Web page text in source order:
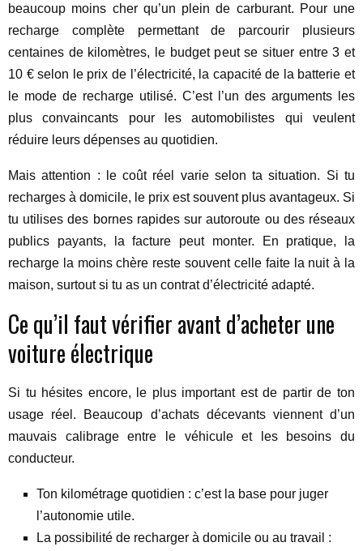
beaucoup moins cher qu’un plein de carburant. Pour une
recharge complète permettant de parcourir plusieurs
centaines de kilomètres, le budget peut se situer entre 3 et
10 € selon le prix de l’électricité, la capacité de la batterie et
le mode de recharge utilisé. C’est l’un des arguments les
plus convaincants pour les automobilistes qui veulent
réduire leurs dépenses au quotidien.
Mais attention : le coût réel varie selon ta situation. Si tu
recharges à domicile, le prix est souvent plus avantageux. Si
tu utilises des bornes rapides sur autoroute ou des réseaux
publics payants, la facture peut monter. En pratique, la
recharge la moins chère reste souvent celle faite la nuit à la
maison, surtout si tu as un contrat d’électricité adapté.
Ce qu’il faut vérifier avant d’acheter une
voiture électrique
Si tu hésites encore, le plus important est de partir de ton
usage réel. Beaucoup d’achats décevants viennent d’un
mauvais calibrage entre le véhicule et les besoins du
conducteur.
Ton kilométrage quotidien : c’est la base pour juger
l’autonomie utile.
La possibilité de recharger à domicile ou au travail :